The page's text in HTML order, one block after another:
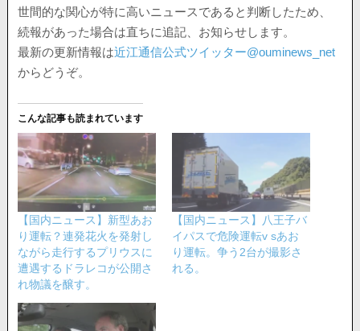
世間的な関心が特に高いニュースであると判断したため、
続報があった場合は直ちに追記、お知らせします。
最新の更新情報は近江通信公式ツイッター@ouminews_net
からどうぞ。
こんな記事も読まれています
【国内ニュース】新型あお
り運転？連発花火を発射し
ながら走行するプリウスに
遭遇するドラレコが公開さ
れ物議を醸す。
【国内ニュース】八王子バ
イパスで危険運転v sあお
り運転。争う2台が撮影さ
れる。